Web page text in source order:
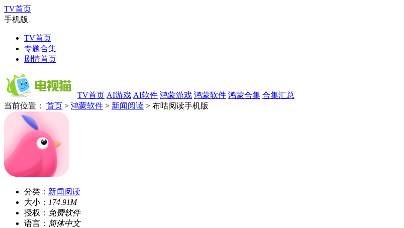
TV首页
手机版
TV首页|
专题合集|
剧情首页|
TV首页 AI游戏 AI软件 鸿蒙游戏 鸿蒙软件 鸿蒙合集 合集汇总
当前位置： 首页 > 鸿蒙软件 > 新闻阅读 > 布咕阅读手机版
分类： 新闻阅读
大小： 174.91M
授权： 免费软件
语言： 简体中文